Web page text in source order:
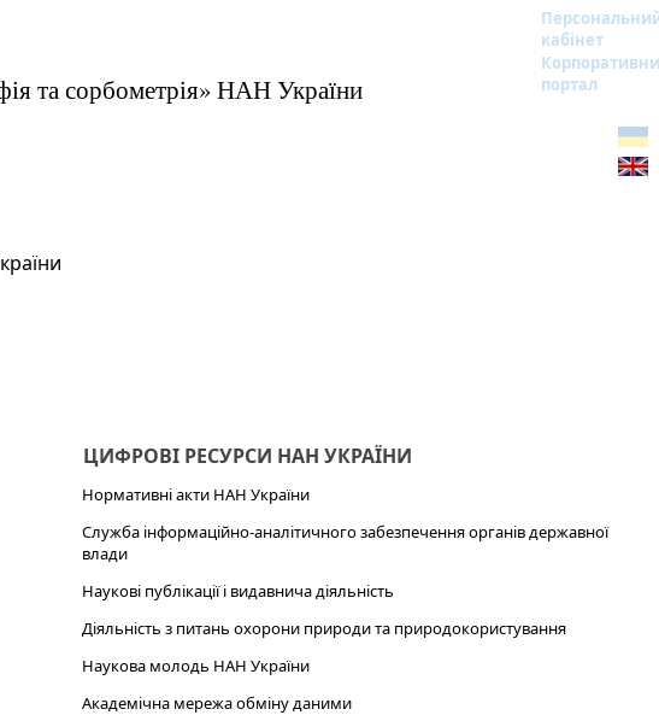
кабінет
портал
та сорбометрія» НАН України
ЦИФРОВІ РЕСУРСИ НАН УКРАЇНИ
Нормативні акти НАН України
Служба інформаційно-аналітичного забезпечення органів державної
влади
Наукові публікації і видавнича діяльність
Діяльність з питань охорони природи та природокористування
Наукова молодь НАН України
Академічна мережа обміну даними